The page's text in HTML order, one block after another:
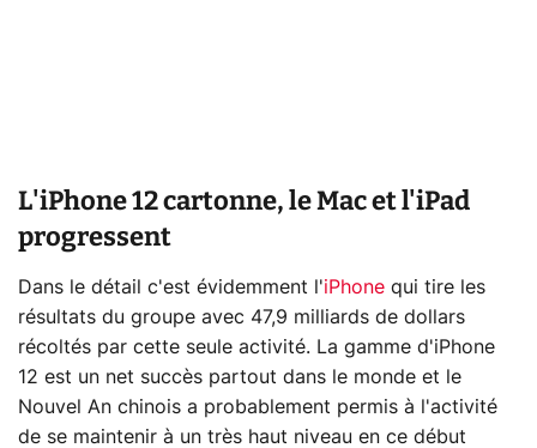
L'iPhone 12 cartonne, le Mac et l'iPad
progressent
Dans le détail c'est évidemment l'iPhone qui tire les
résultats du groupe avec 47,9 milliards de dollars
récoltés par cette seule activité. La gamme d'iPhone
12 est un net succès partout dans le monde et le
Nouvel An chinois a probablement permis à l'activité
de se maintenir à un très haut niveau en ce début